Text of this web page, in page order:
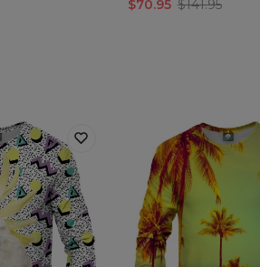
$70.95 $141.95